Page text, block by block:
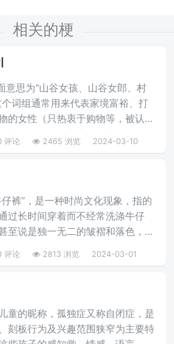
相关的梗
意思为“山谷女孩、山谷女郎、村
词组通常用来代表家境富裕、打
的女性（只热衷于购物等，被认为
费尔南多谷地富家女的典型）。或
是形容波大无脑又拜金虚荣的金发
物的金发姑娘。
评论 2465 浏览 2024-03-10
裤”，是一种时尚文化现象，指的
过长时间穿着而不经常洗涤牛仔
至说是独一无二的皱褶和落色，从
个人特色的牛仔裤。首先我们要选
裤，是没有经过洗水处理的，也就
评论 2813 浏览 2024-03-01
童的昵称，孤独症又称自闭症，是
刻板行为及兴趣范围狭窄为主要特